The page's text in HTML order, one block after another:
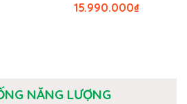
₫
15.990.000
NĂNG LƯỢNG